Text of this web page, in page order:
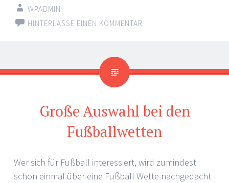
WPADMIN
HINTERLASSE EINEN KOMMENTAR
Große Auswahl bei den
Fußballwetten
Wer sich für Fußball interessiert, wird zumindest
schon einmal über eine Fußball Wette nachgedacht